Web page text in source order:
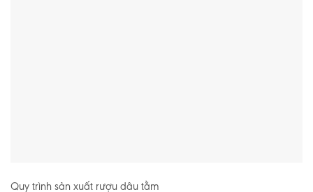
Quy trình sản xuất rượu dâu tằm